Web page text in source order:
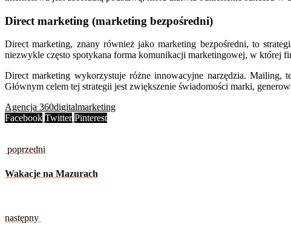
Direct marketing (marketing bezpośredni)
Direct marketing, znany również jako marketing bezpośredni, to
niezwykle często spotykana forma komunikacji marketingowej, w której
Direct marketing wykorzystuje różne innowacyjne narzędzia. Mailing,
Głównym celem tej strategii jest zwiększenie świadomości marki,
Agencja 360digitalmarketing
Facebook Twitter Pinterest
poprzedni
Wakacje na Mazurach
następny